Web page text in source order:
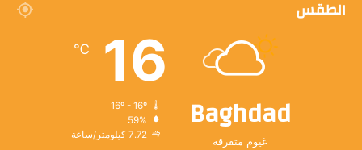
الطقس
Baghdad
غيوم متفرقة
16
℃
59%
7.72 كيلومتر/ساعة